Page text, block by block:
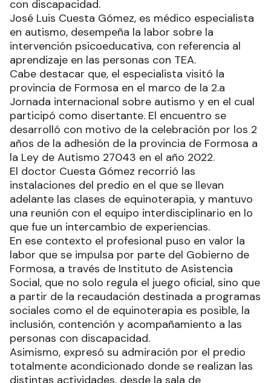
con discapacidad.
José Luis Cuesta Gómez, es médico especialista
en autismo, desempeña la labor sobre la
intervención psicoeducativa, con referencia al
aprendizaje en las personas con TEA.
Cabe destacar que, el especialista visitó la
provincia de Formosa en el marco de la 2.a
Jornada internacional sobre autismo y en el cual
participó como disertante. El encuentro se
desarrolló con motivo de la celebración por los 2
años de la adhesión de la provincia de Formosa a
la Ley de Autismo 27043 en el año 2022.
El doctor Cuesta Gómez recorrió las
instalaciones del predio en el que se llevan
adelante las clases de equinoterapia, y mantuvo
una reunión con el equipo interdisciplinario en lo
que fue un intercambio de experiencias.
En ese contexto el profesional puso en valor la
labor que se impulsa por parte del Gobierno de
Formosa, a través de Instituto de Asistencia
Social, que no solo regula el juego oficial, sino que
a partir de la recaudación destinada a programas
sociales como el de equinoterapia es posible, la
inclusión, contención y acompañamiento a las
personas con discapacidad.
Asimismo, expresó su admiración por el predio
totalmente acondicionado donde se realizan las